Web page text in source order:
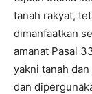
tanah rakyat,
dimanfaatkan
amanat Pasal
yakni tanah
dan